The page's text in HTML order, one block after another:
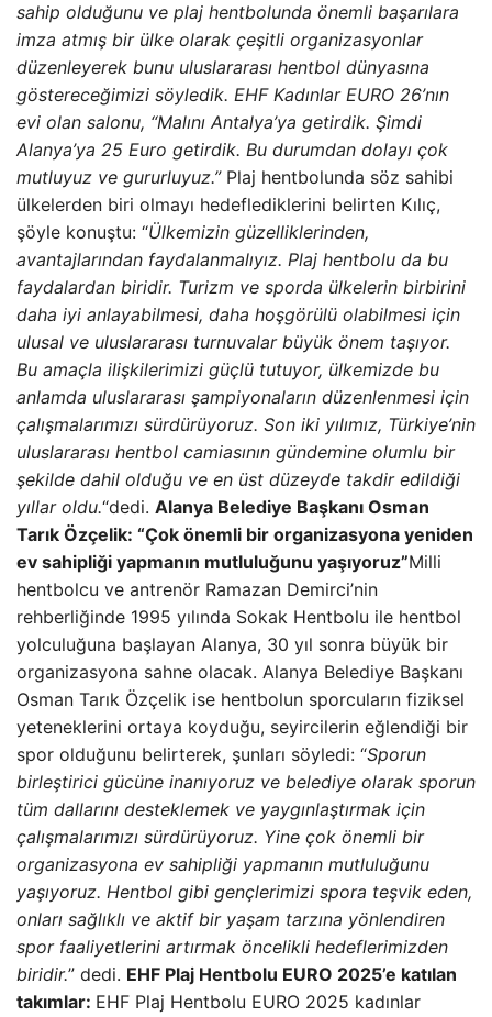
sahip olduğunu ve plaj hentbolunda önemli başarılara
imza atmış bir ülke olarak çeşitli organizasyonlar
düzenleyerek bunu uluslararası hentbol dünyasına
göstereceğimizi söyledik. EHF Kadınlar EURO 26’nın
evi olan salonu, “Malını Antalya’ya getirdik. Şimdi
Alanya’ya 25 Euro getirdik. Bu durumdan dolayı çok
mutluyuz ve gururluyuz.”Plaj hentbolunda söz sahibi
ülkelerden biri olmayı hedeflediklerini belirten Kılıç,
şöyle konuştu: “Ülkemizin güzelliklerinden,
avantajlarından faydalanmalıyız. Plaj hentbolu da bu
faydalardan biridir. Turizm ve sporda ülkelerin birbirini
daha iyi anlayabilmesi, daha hoşgörülü olabilmesi için
ulusal ve uluslararası turnuvalar büyük önem taşıyor.
Bu amaçla ilişkilerimizi güçlü tutuyor, ülkemizde bu
anlamda uluslararası şampiyonaların düzenlenmesi için
çalışmalarımızı sürdürüyoruz. Son iki yılımız, Türkiye’nin
uluslararası hentbol camiasının gündemine olumlu bir
şekilde dahil olduğu ve en üst düzeyde takdir edildiği
yıllar oldu.“dedi. Alanya Belediye Başkanı Osman
Tarık Özçelik: “Çok önemli bir organizasyona yeniden
ev sahipliği yapmanın mutluluğunu yaşıyoruz”Milli
hentbolcu ve antrenör Ramazan Demirci’nin
rehberliğinde 1995 yılında Sokak Hentbolu ile hentbol
yolculuğuna başlayan Alanya, 30 yıl sonra büyük bir
organizasyona sahne olacak. Alanya Belediye Başkanı
Osman Tarık Özçelik ise hentbolun sporcuların fiziksel
yeteneklerini ortaya koyduğu, seyircilerin eğlendiği bir
spor olduğunu belirterek, şunları söyledi: “Sporun
birleştirici gücüne inanıyoruz ve belediye olarak sporun
tüm dallarını desteklemek ve yaygınlaştırmak için
çalışmalarımızı sürdürüyoruz. Yine çok önemli bir
organizasyona ev sahipliği yapmanın mutluluğunu
yaşıyoruz. Hentbol gibi gençlerimizi spora teşvik eden,
onları sağlıklı ve aktif bir yaşam tarzına yönlendiren
spor faaliyetlerini artırmak öncelikli hedeflerimizden
biridir.” dedi. EHF Plaj Hentbolu EURO 2025’e katılan
takımlar: EHF Plaj Hentbolu EURO 2025 kadınlar